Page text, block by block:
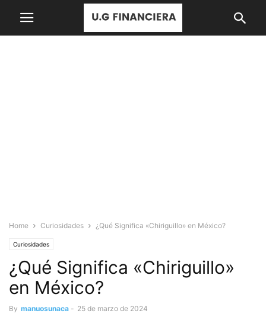
Home Curiosidades ¿Qué Significa «Chiriguillo» en México?
Curiosidades
¿Qué Significa «Chiriguillo»
en México?
By manuosunaca - 25 de marzo de 2024